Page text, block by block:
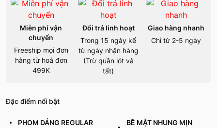
Miễn phí vận
chuyển
Freeship mọi đơn
hàng từ hoá đơn
499K
Đổi trả linh hoạt
Trong 15 ngày kể
từ ngày nhận hàng
(Trừ quần lót và
tất)
Giao hàng nhanh
Chỉ từ 2-5 ngày
Đặc điểm nổi bật
PHOM DÁNG REGULAR
BỀ MẶT NHUNG MỊN